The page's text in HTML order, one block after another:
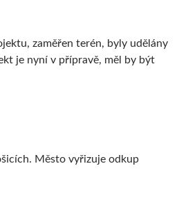
zaměřen terén, byly udělány
je nyní v přípravě, měl by být
Město vyřizuje odkup